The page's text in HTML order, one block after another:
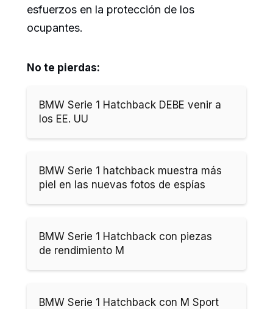
esfuerzos en la protección de los
ocupantes.
No te pierdas:
BMW Serie 1 Hatchback DEBE venir a
los EE. UU
BMW Serie 1 hatchback muestra más
piel en las nuevas fotos de espías
BMW Serie 1 Hatchback con piezas
de rendimiento M
BMW Serie 1 Hatchback con M Sport